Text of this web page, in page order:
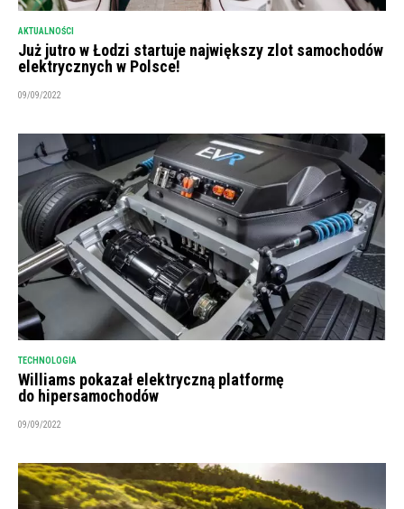
AKTUALNOŚCI
Już jutro w Łodzi startuje największy zlot samochodów
elektrycznych w Polsce!
09/09/2022
TECHNOLOGIA
Williams pokazał elektryczną platformę
do hipersamochodów
09/09/2022